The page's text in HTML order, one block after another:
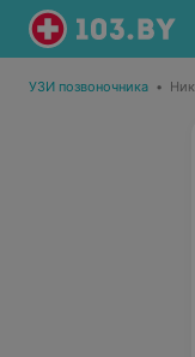
УЗИ позвоночника •